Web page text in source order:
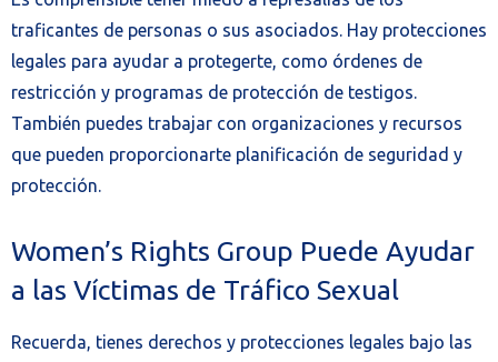
traficantes de personas o sus asociados. Hay protecciones
legales para ayudar a protegerte, como órdenes de
restricción y programas de protección de testigos.
También puedes trabajar con organizaciones y recursos
que pueden proporcionarte planificación de seguridad y
protección.
Women’s Rights Group Puede Ayudar
a las Víctimas de Tráfico Sexual
Recuerda, tienes derechos y protecciones legales bajo las